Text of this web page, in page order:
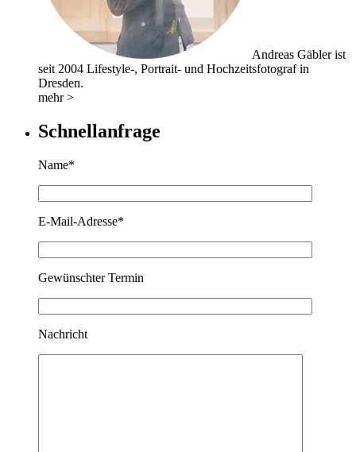
Andreas Gäbler ist
seit 2004 Lifestyle-, Portrait- und Hochzeitsfotograf in
Dresden.
mehr >
Schnellanfrage
Name*
E-Mail-Adresse*
Gewünschter Termin
Nachricht